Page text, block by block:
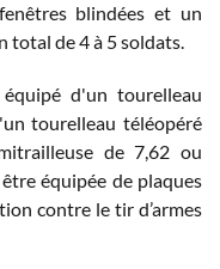
blindées et un
de 4 à 5 soldats.
d'un tourelleau
tourelleau téléopéré
de 7,62 ou
équipée de plaques
contre le tir d’armes